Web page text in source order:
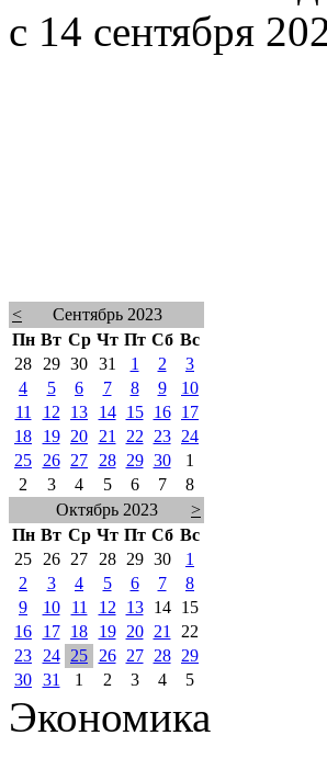
с 14 сентября
<
Сентябрь 2023
Пн Вт Ср Чт Пт Сб Вс
28
29 30 31 1 2
3
4
5 6 7 8 9
10
11
12 13 14 15 16
17
18
19 20 21 22 23
24
25
26 27 28 29 30
1
2
3 4 5 6 7
8
Октябрь 2023
>
Пн Вт Ср Чт Пт Сб Вс
25
26 27 28 29 30
1
2
3 4 5 6 7
8
9
10 11 12 13 14
15
16
17 18 19 20 21
22
23
24 25 26 27 28
29
30 31 1 2 3 4 5
Экономика